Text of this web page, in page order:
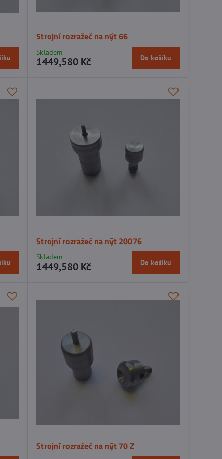
Strojní rozražeč na nýt 66
Skladem
1449,580 Kč Do košíku
Strojní rozražeč na nýt 20076
Skladem
1449,580 Kč Do košíku
Strojní rozražeč na nýt 70 Z